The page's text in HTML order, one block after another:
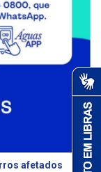
afetados